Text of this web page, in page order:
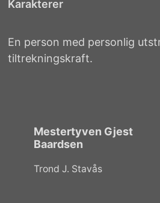
Karakterer
En person med personlig
tiltrekningskraft.
Mestertyven Gjest
Baardsen
Trond J. Stavås